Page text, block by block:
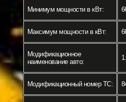
Минимум мощности в кВт:
Максимум мощности в кВт:
Модификационное
наименование авто:
Модификационный номер ТС: